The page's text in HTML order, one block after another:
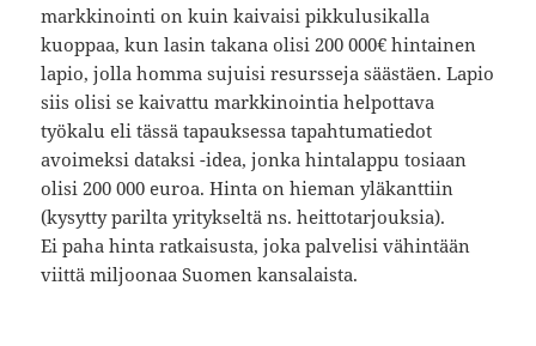
markkinointi on kuin kaivaisi pikkulusikalla
kuoppaa, kun lasin takana olisi 200 000€ hintainen
lapio, jolla homma sujuisi resursseja säästäen. Lapio
siis olisi se kaivattu markkinointia helpottava
työkalu eli tässä tapauksessa tapahtumatiedot
avoimeksi dataksi -idea, jonka hintalappu tosiaan
olisi 200 000 euroa. Hinta on hieman yläkanttiin
(kysytty parilta yritykseltä ns. heittotarjouksia).
Ei paha hinta ratkaisusta, joka palvelisi vähintään
viittä miljoonaa Suomen kansalaista.